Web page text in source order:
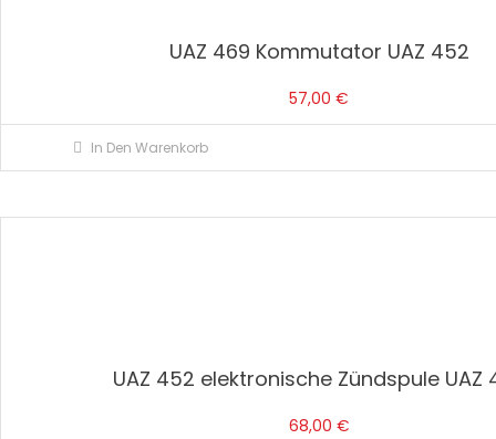
UAZ 469 Kommutator UAZ 452
57,00 €
In Den Warenkorb
UAZ 452 elektronische Zündspule UAZ
68,00 €